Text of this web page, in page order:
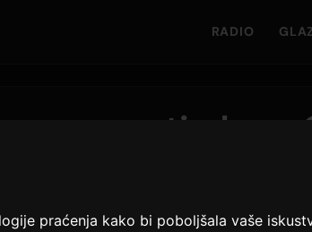
praćenja kako bi poboljšala vaše
RADIO
ovog tjedna -